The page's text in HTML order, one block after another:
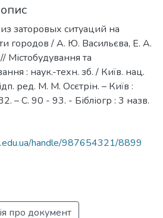
заторовых ситуаций на
городов / А. Ю. Васильєва, Е. А.
Містобудування та
: наук.-техн. зб. / Київ. нац.
ред. М. М. Осєтрін. – Київ :
– С. 90 - 93. - Бібліогр : 3 назв.
handle/987654321/8899
про документ